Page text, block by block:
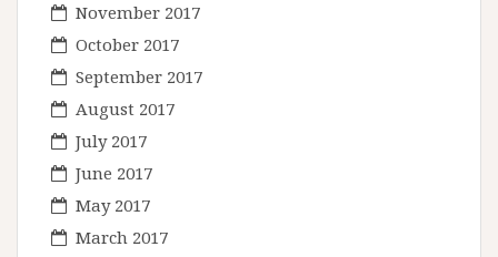
November 2017
October 2017
September 2017
August 2017
July 2017
June 2017
May 2017
March 2017